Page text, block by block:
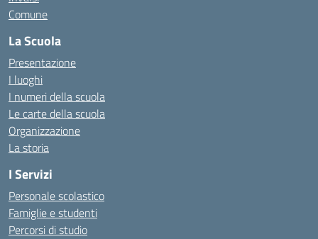
Comune
La Scuola
Presentazione
I luoghi
I numeri della scuola
Le carte della scuola
Organizzazione
La storia
I Servizi
Personale scolastico
Famiglie e studenti
Percorsi di studio